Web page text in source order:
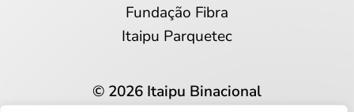
Fundação Fibra
Itaipu Parquetec
© 2026 Itaipu Binacional